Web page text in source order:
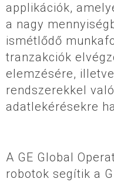
applikációk,
a nagy
ismétlődő
tranzakciók
elemzésére,
rendszerekkel
adatlekérésekre
A GE Global
robotok segítik a